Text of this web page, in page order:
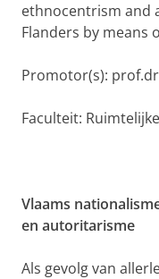
ethnocentrism and
Flanders by
Promotor(s):
Faculteit:
Vlaams
en autoritarisme
Als gevolg van